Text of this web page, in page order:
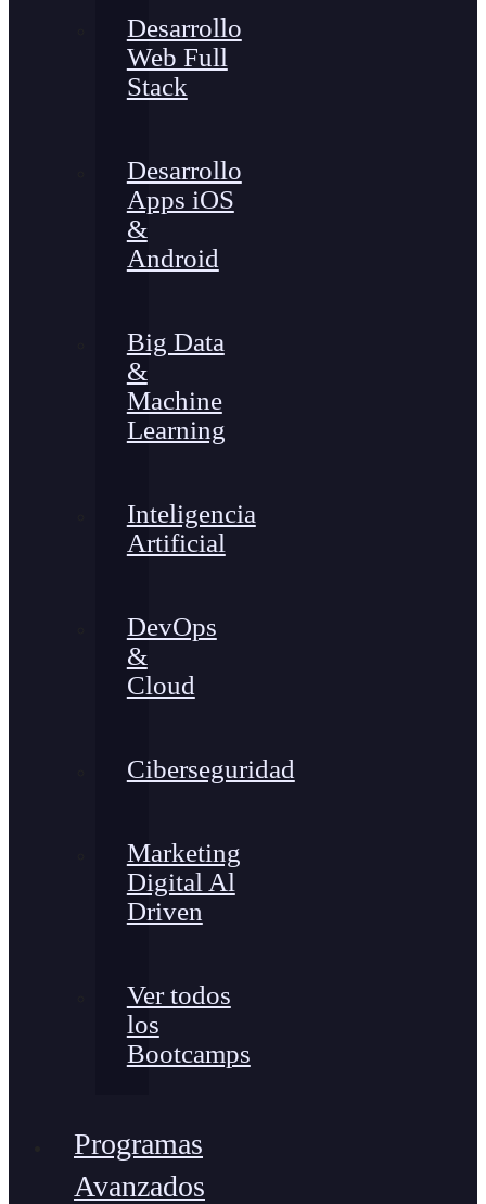
Desarrollo
Web Full
Stack
Desarrollo
Apps iOS
&
Android
Big Data
&
Machine
Learning
Inteligencia
Artificial
DevOps
&
Cloud
Ciberseguridad
Marketing
Digital Al
Driven
Ver todos
los
Bootcamps
Programas
Avanzados